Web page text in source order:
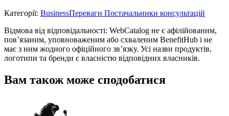
Категорії: BusinessПереваги Постачальники консультацій
Відмова від відповідальності: WebCatalog не є афілійованим,
пов’язаним, уповноваженим або схваленим BenefitHub і не
має з ним жодного офіційного зв’язку. Усі назви продуктів,
логотипи та бренди є власністю відповідних власників.
Вам також може сподобатися